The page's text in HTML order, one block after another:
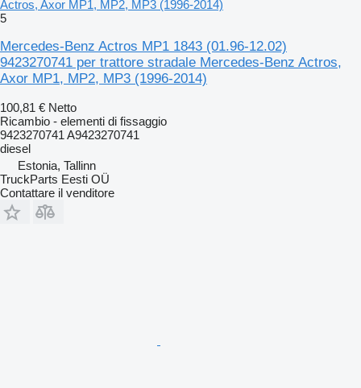
Actros, Axor MP1, MP2, MP3 (1996-2014)
5
Mercedes-Benz Actros MP1 1843 (01.96-12.02)
9423270741 per trattore stradale Mercedes-Benz Actros,
Axor MP1, MP2, MP3 (1996-2014)
100,81 € Netto
Ricambio - elementi di fissaggio
9423270741 A9423270741
diesel
Estonia, Tallinn
TruckParts Eesti OÜ
Contattare il venditore